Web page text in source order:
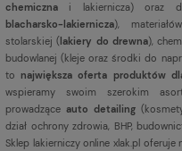
chemiczna i lakiernicza) oraz
blacharsko-lakiernicza),
stolarskiej ( lakiery do drewna),
budowlanej (kleje oraz środki do
tonajwiększa oferta produktów
wspieramy swoim szerokim
prowadząceauto detailing
dział ochrony zdrowia, BHP,
Sklep lakierniczy online xlak.pl oferuje